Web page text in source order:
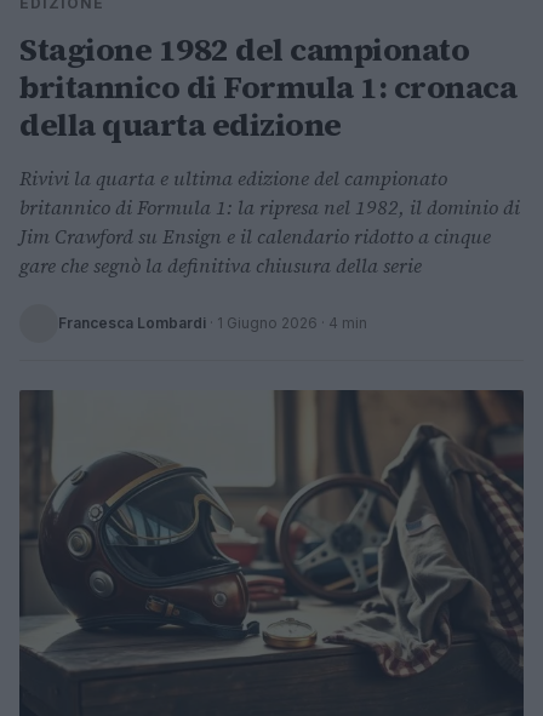
Stagione 1982 del campionato
britannico di Formula 1: cronaca
della quarta edizione
Rivivi la quarta e ultima edizione del campionato
britannico di Formula 1: la ripresa nel 1982, il dominio di
Jim Crawford su Ensign e il calendario ridotto a cinque
gare che segnò la definitiva chiusura della serie
Francesca Lombardi · 1 Giugno 2026 · 4 min